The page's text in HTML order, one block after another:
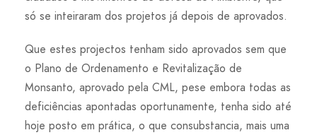
só se inteiraram dos projetos já depois de aprovados.
Que estes projectos tenham sido aprovados sem que
o Plano de Ordenamento e Revitalização de
Monsanto, aprovado pela CML, pese embora todas as
deficiências apontadas oportunamente, tenha sido até
hoje posto em prática, o que consubstancia, mais uma